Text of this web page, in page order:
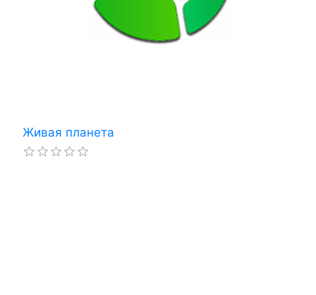
Живая планета